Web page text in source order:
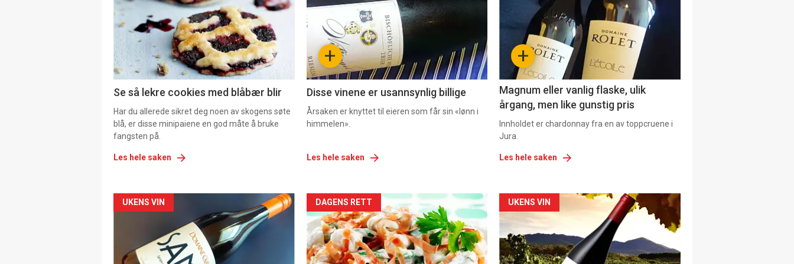
Se så lekre cookies med blåbær blir
Har du allerede sikret deg noen av skogens søte
blå, er disse minipaiene en god måte å bruke
fangsten på.
Les hele saken
nå
2 +
Disse vinene er usannsynlig billige
Årsaken er knyttet til eieren som får sin «lønn i
himmelen».
Les hele saken
nå
+
Magnum eller vanlig flaske, ulik
årgang, men like gunstig pris
Innholdet er chardonnay fra en av toppcruene i
Jura.
Les hele saken
Forsiden
akkurat
nå
UKENS VIN
Forsiden
akkurat
nå
DAGENS RETT
Forsiden
akkurat
nå
UKENS VIN